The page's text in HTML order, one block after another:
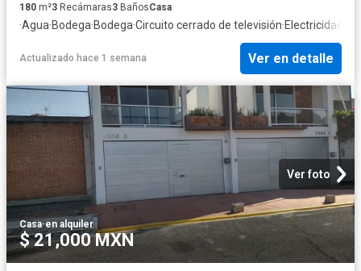
180 m²3 Recámaras3 BañosCasa
·Agua·Bodega·Bodega·Circuito cerrado de televisión·Electricidad
Actualizado hace 1 semana Ver en detalle
Ver foto
Casa·en alquiler
$ 21,000 MXN